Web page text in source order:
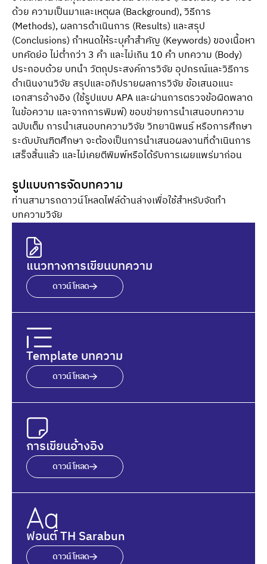
ด้วย ความเป็นมาและเหตุผล (Background), วิธีการ
(Methods), ผลการดำเนินการ (Results) และสรุป
(Conclusions) กำหนดให้ระบุคำสำคัญ (Keywords) ของเนื้อหา
บทคัดย่อ ไม่ต่ำกว่า 3 คำ และไม่เกิน 10 คำ บทความ (Body)
ประกอบด้วย บทนำ วัตถุประสงค์การวิจัย อุปกรณ์และวิธีการ
ดำเนินงานวิจัย สรุปและอภิปรายผลการวิจัย ข้อเสนอแนะ
เอกสารอ้างอิง (ใช้รูปแบบ APA และผ่านการตรวจข้อผิดพลาด
ในข้อความ และจากการพิมพ์) ขอบข่ายการนำเสนอบทความ
ฉบับเต็ม การนำเสนอบทความวิจัย วิทยานิพนธ์ หรือการศึกษา
ระดับบัณฑิตศึกษา จะต้องเป็นการนำเสนอผลงานที่ดำเนินการ
เสร็จสิ้นแล้ว และไม่เคยตีพิมพ์หรือได้รับการเผยแพร่มาก่อน
รูปแบบการจัดบทความ
ท่านสามารถดาวน์โหลดไฟล์ด้านล่างเพื่อใช้สำหรับจัดทำ
บทความวิจัย
แนวทางการเขียนบทความ
ดาวน์โหลด
Template บทความ
ดาวน์โหลด
การเขียนอ้างอิง
ดาวน์โหลด
ฟอนต์ TH Sarabun
ดาวน์โหลด